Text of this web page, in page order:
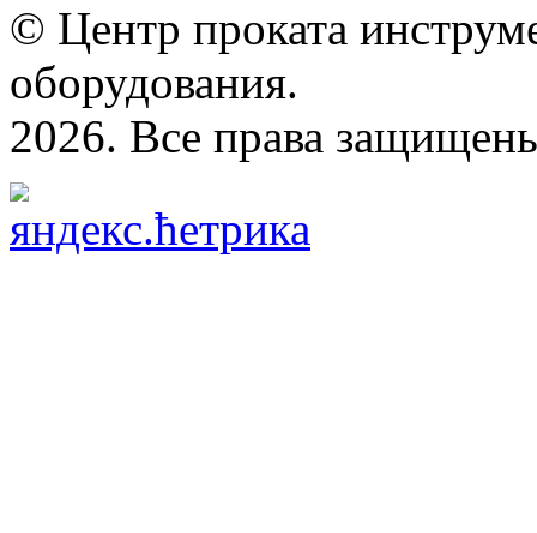
© Центр проката
оборудования.
2026. Все права